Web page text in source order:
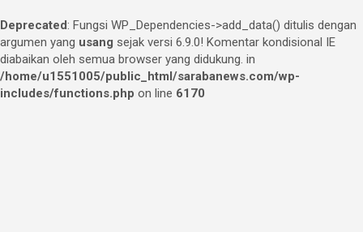
Deprecated: Fungsi WP_Dependencies->add_data() ditulis dengan
argumen yang usang sejak versi 6.9.0! Komentar kondisional IE
diabaikan oleh semua browser yang didukung. in
/home/u1551005/public_html/sarabanews.com/wp-
includes/functions.php on line 6170